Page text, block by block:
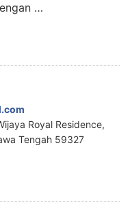
…
Royal Residence,
Tengah 59327